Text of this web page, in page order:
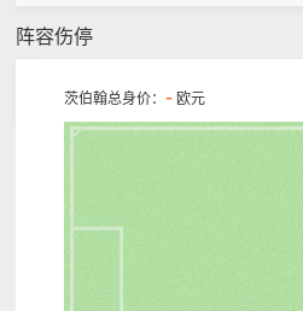
阵容伤停
茨伯翰总身价： - 欧元